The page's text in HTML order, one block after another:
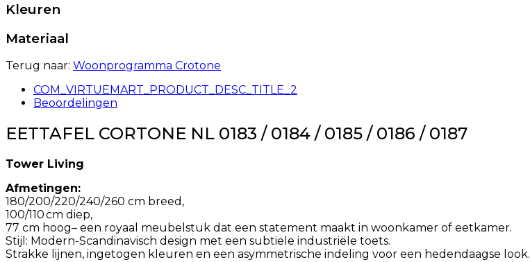
Kleuren
Materiaal
Terug naar: Woonprogramma Crotone
COM_VIRTUEMART_PRODUCT_DESC_TITLE_2
Beoordelingen
EETTAFEL CORTONE NL 0183 / 0184 / 0185 / 0186 / 0187
Tower Living
Afmetingen:
180/200/220/240/260 cm breed,
100/110 cm diep,
77 cm hoog– een royaal meubelstuk dat een statement maakt in woonkamer of eetkamer.
Stijl: Modern-Scandinavisch design met een subtiele industriële toets.
Strakke lijnen, ingetogen kleuren en een asymmetrische indeling voor een hedendaagse look.